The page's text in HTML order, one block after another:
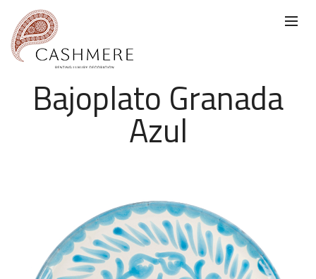
Bajoplato Granada
Azul